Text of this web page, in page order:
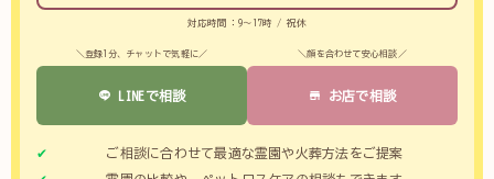
対応時間：9～17時 / 祝休
＼登録1分、チャットで気軽に／
LINEで相談
＼顔を合わせて安心相談／
お店で相談
ご相談に合わせて最適な霊園や火葬方法をご提案